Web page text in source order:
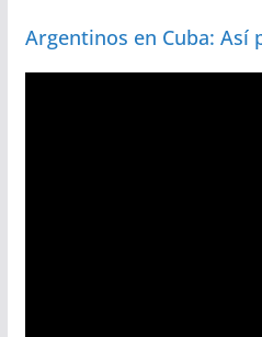
Argentinos en Cuba: Así